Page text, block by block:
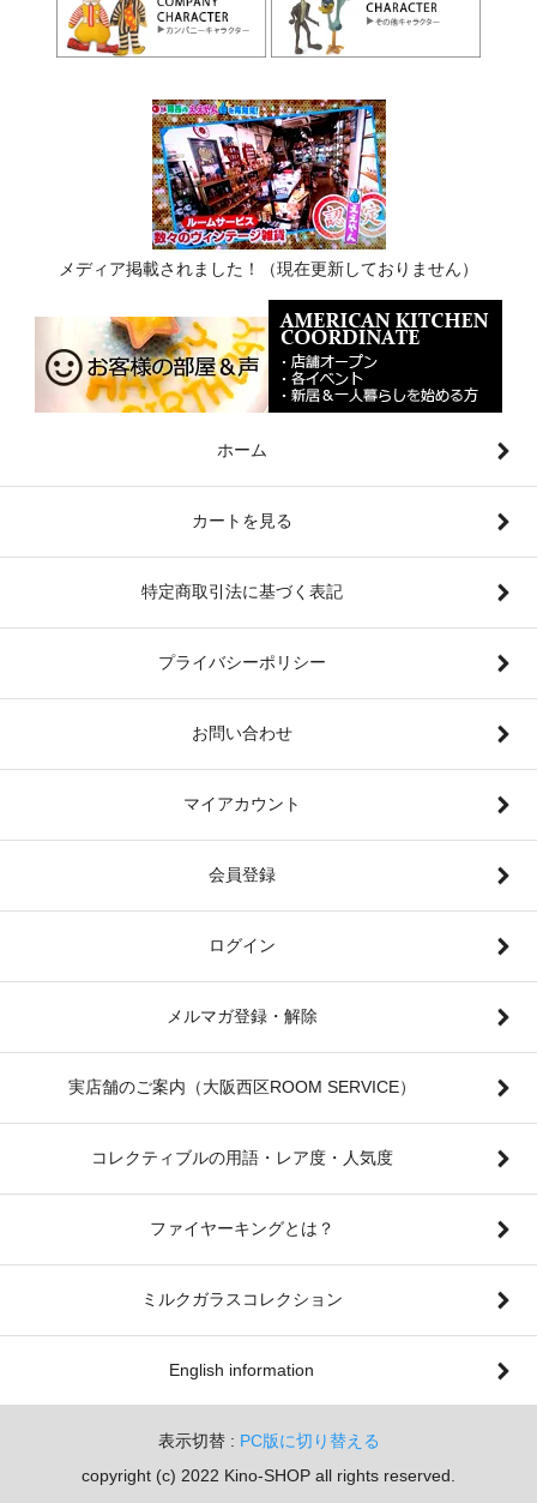
メディア掲載されました！（現在更新しておりません）
ホーム
カートを見る
特定商取引法に基づく表記
プライバシーポリシー
お問い合わせ
マイアカウント
会員登録
ログイン
メルマガ登録・解除
実店舗のご案内（大阪西区ROOM SERVICE）
コレクティブルの用語・レア度・人気度
ファイヤーキングとは？
ミルクガラスコレクション
English information
表示切替 : PC版に切り替える
copyright (c) 2022 Kino-SHOP all rights reserved.